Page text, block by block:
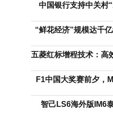
中国银行支持中关村
“鲜花经济”规模达千
五菱红标增程技术：高
F1中国大奖赛前夕，
智己LS6海外版IM6